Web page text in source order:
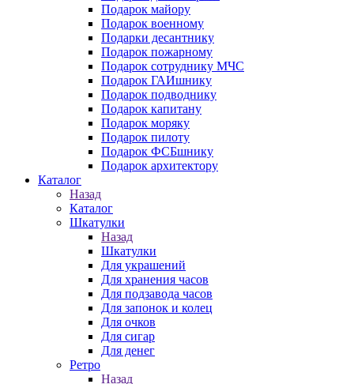
Подарок майору
Подарок военному
Подарки десантнику
Подарок пожарному
Подарок сотруднику МЧС
Подарок ГАИшнику
Подарок подводнику
Подарок капитану
Подарок моряку
Подарок пилоту
Подарок ФСБшнику
Подарок архитектору
Каталог
Назад
Каталог
Шкатулки
Назад
Шкатулки
Для украшений
Для хранения часов
Для подзавода часов
Для запонок и колец
Для очков
Для сигар
Для денег
Ретро
Назад